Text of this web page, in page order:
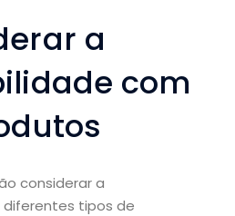
a
com
considerar a
tipos de